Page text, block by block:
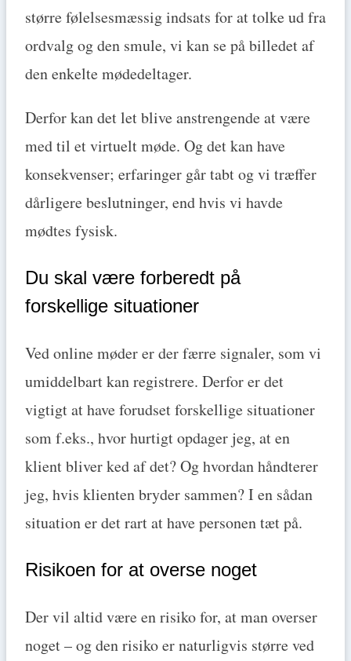
større følelsesmæssig indsats for at tolke ud fra
ordvalg og den smule, vi kan se på billedet af
den enkelte mødedeltager.
Derfor kan det let blive anstrengende at være
med til et virtuelt møde. Og det kan have
konsekvenser; erfaringer går tabt og vi træffer
dårligere beslutninger, end hvis vi havde
mødtes fysisk.
Du skal være forberedt på
forskellige situationer
Ved online møder er der færre signaler, som vi
umiddelbart kan registrere. Derfor er det
vigtigt at have forudset forskellige situationer
som f.eks., hvor hurtigt opdager jeg, at en
klient bliver ked af det? Og hvordan håndterer
jeg, hvis klienten bryder sammen? I en sådan
situation er det rart at have personen tæt på.
Risikoen for at overse noget
Der vil altid være en risiko for, at man overser
noget – og den risiko er naturligvis større ved